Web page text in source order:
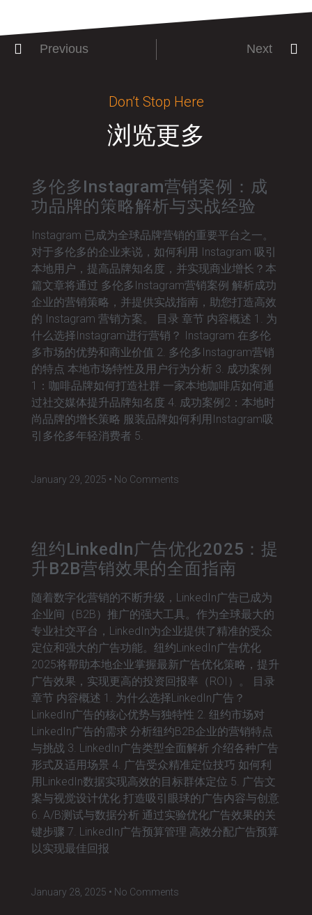
Previous Next
Don’t Stop Here
浏览更多
多伦多Instagram营销案例：成
功品牌的策略解析与实战经验
Instagram 已成为全球品牌营销的重要平台之一。
对于多伦多的企业来说，如何利用 Instagram 吸引
本地用户，提高品牌知名度，并实现商业增长？本
篇文章将通过 多伦多Instagram营销案例 解析成功
企业的营销策略，并提供实战指南，助您打造高效
的 Instagram 营销方案。 目录 章节 内容概述 1. 为
什么选择Instagram进行营销？ Instagram 在多伦
多市场的优势和商业价值 2. 多伦多Instagram营销
的特点 本地市场特性及用户行为分析 3. 成功案例
1：咖啡品牌如何打造社群 一家本地咖啡店如何通
过社交媒体提升品牌知名度 4. 成功案例2：本地时
尚品牌的增长策略 服装品牌如何利用Instagram吸
引多伦多年轻消费者 5.
January 29, 2025 No Comments
纽约LinkedIn广告优化2025：提
升B2B营销效果的全面指南
随着数字化营销的不断升级，LinkedIn广告已成为
企业间（B2B）推广的强大工具。作为全球最大的
专业社交平台，LinkedIn为企业提供了精准的受众
定位和强大的广告功能。纽约LinkedIn广告优化
2025将帮助本地企业掌握最新广告优化策略，提升
广告效果，实现更高的投资回报率（ROI）。 目录
章节 内容概述 1. 为什么选择LinkedIn广告？
LinkedIn广告的核心优势与独特性 2. 纽约市场对
LinkedIn广告的需求 分析纽约B2B企业的营销特点
与挑战 3. LinkedIn广告类型全面解析 介绍各种广告
形式及适用场景 4. 广告受众精准定位技巧 如何利
用LinkedIn数据实现高效的目标群体定位 5. 广告文
案与视觉设计优化 打造吸引眼球的广告内容与创意
6. A/B测试与数据分析 通过实验优化广告效果的关
键步骤 7. LinkedIn广告预算管理 高效分配广告预算
以实现最佳回报
January 28, 2025 No Comments